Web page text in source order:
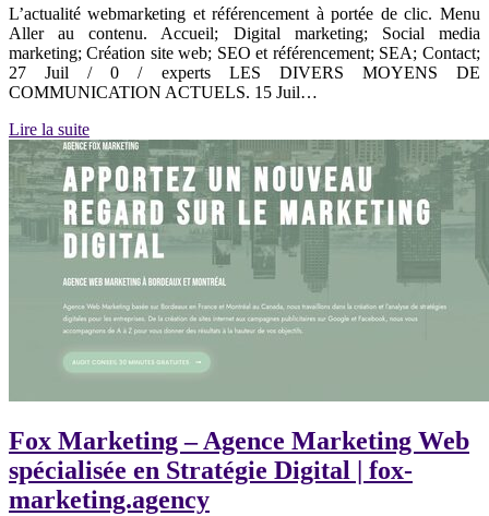
L’actualité webmarketing et référencement à portée de clic. Menu
Aller au contenu. Accueil; Digital marketing; Social media
marketing; Création site web; SEO et référencement; SEA; Contact;
27 Juil / 0 / experts LES DIVERS MOYENS DE
COMMUNICATION ACTUELS. 15 Juil…
Lire la suite
Fox Marketing – Agence Marketing Web
spécialisée en Stratégie Digital | fox-
marketing.agency